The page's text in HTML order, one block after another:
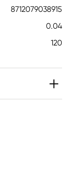
8712079038915
0.04
120